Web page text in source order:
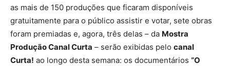
as mais de 150 produções que ficaram disponíveis
gratuitamente para o público assistir e votar, sete obras
foram premiadas e, agora, três delas – da Mostra
Produção Canal Curta – serão exibidas pelo canal
Curta! ao longo desta semana: os documentários “O